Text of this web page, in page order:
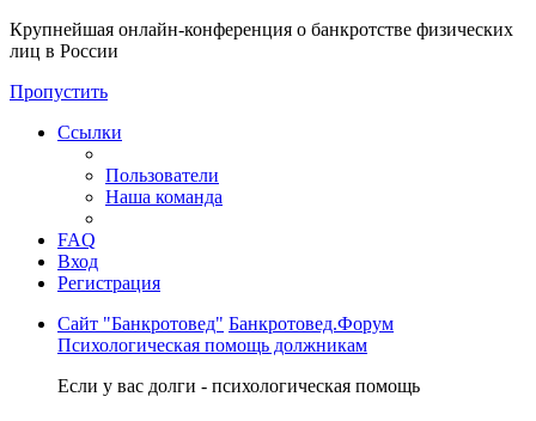
Крупнейшая онлайн-конференция о банкротстве физических
лиц в России
Пропустить
Ссылки
Пользователи
Наша команда
FAQ
Вход
Регистрация
Сайт "Банкротовед" Банкротовед.Форум
Психологическая помощь должникам
Если у вас долги - психологическая помощь